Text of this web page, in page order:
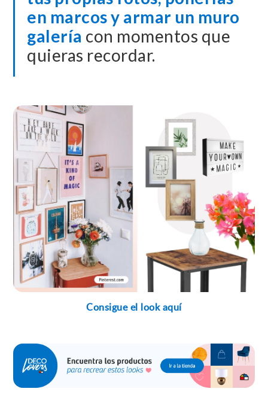
en marcos y armar un muro
galería con momentos que
quieras recordar.
Consigue el look aquí